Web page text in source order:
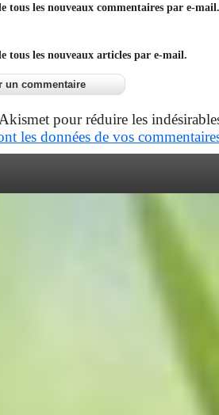
tous les nouveaux commentaires par e-mail.
tous les nouveaux articles par e-mail.
pour réduire les
les données de vos